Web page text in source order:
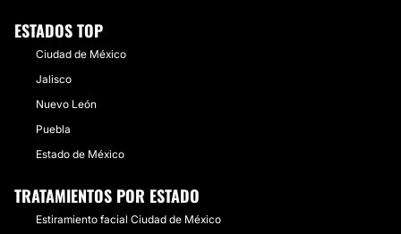
ESTADOS TOP
Ciudad de México
Jalisco
Nuevo León
Puebla
Estado de México
TRATAMIENTOS POR ESTADO
Estiramiento facial Ciudad de México